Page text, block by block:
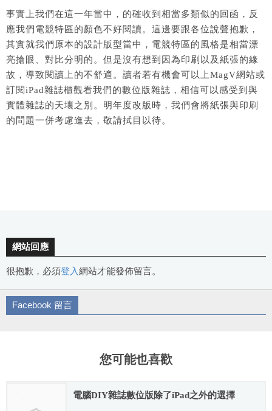
事實上我們在這一年當中，的確收到相當多類似的回函，反
應我們電競特區的顏色不好閱讀。這邊要跟各位說聲抱歉，
其實就我們原本的設計版型當中，電競特區的風格是相當漂
亮搶眼、對比分明的。但是沒有想到因為印刷以及紙張的緣
故，導致閱讀上的不舒適。讀者若有機會可以上MagV網站或
訂閱iPad雜誌櫃觀看我們的數位版雜誌，相信可以感受到與
實體雜誌的天壤之別。明年度改版時，我們會將紙張與印刷
的問題一併考慮進去，敬請拭目以待。
網站回應
很抱歉，必須登入網站才能發佈留言。
Facebook 留言
您可能也喜歡
電腦DIY雜誌數位版除了iPad之外的選擇